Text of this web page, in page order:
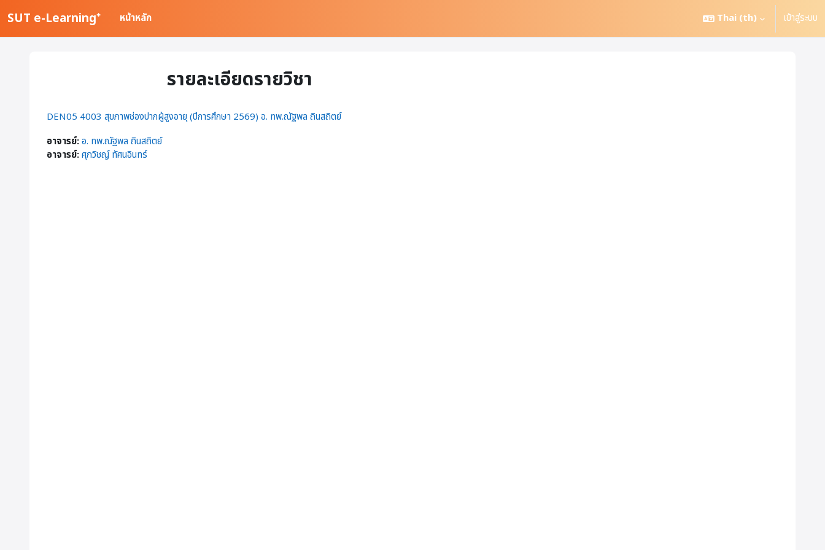
SUT e-Learning⁺ หน้าหลัก Thai ‎(th)‎ เข้าสู่ระบบ
รายละเอียดรายวิชา
DEN05 4003 สุขภาพช่องปากผู้สูงอายุ (ปีการศึกษา 2569) อ. ทพ.ณัฐพล ถินสถิตย์
อาจารย์:อ. ทพ.ณัฐพล ถินสถิตย์
อาจารย์:ศุภวิชญ์ ทัศนอินทร์